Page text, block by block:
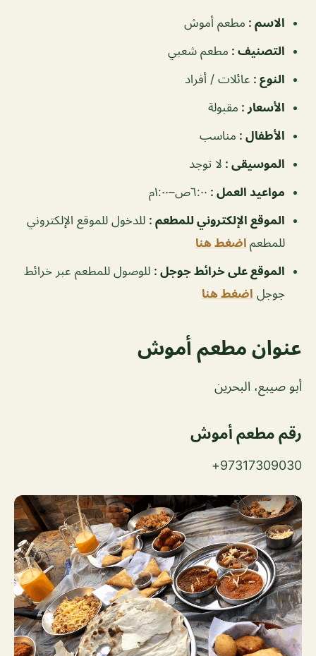
الاسم : مطعم أموش
التصنيف : مطعم شعبي
النوع : عائلات / أفراد
الأسعار : مقبولة
الأطفال : مناسب
الموسيقى : لا توجد
مواعيد العمل : ٦:٠٠ص–١:٠٠م
الموقع الإلكتروني للمطعم : للدخول للموقع الإلكتروني
للمطعم اضغط هنا
الموقع على خرائط جوجل : للوصول للمطعم عبر خرائط
جوجل اضغط هنا
عنوان مطعم أموش
أبو صيبع، البحرين
رقم مطعم أموش
97317309030+